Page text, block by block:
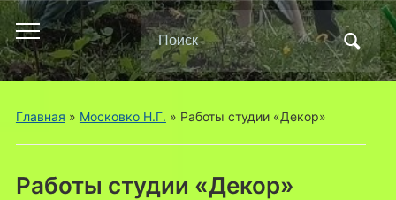
Переключить
мобильное
меню
Поиск
по:
Главная » Московко Н.Г. » Работы студии «Декор»
Работы студии «Декор»